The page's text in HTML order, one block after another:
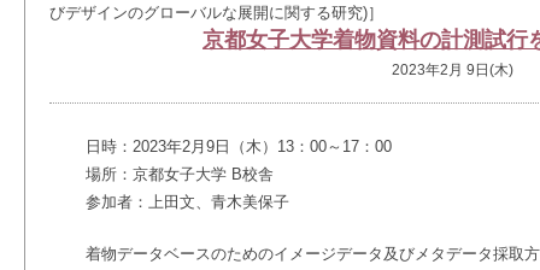
びデザインのグローバルな展開に関する研究)］
京都女子大学着物資料の計測試行
2023年2月 9日(木)
日時：2023年2月9日（木）13：00～17：00
場所：京都女子大学 B校舎
参加者：上田文、青木美保子
着物データベースのためのイメージデータ及びメタデータ採取